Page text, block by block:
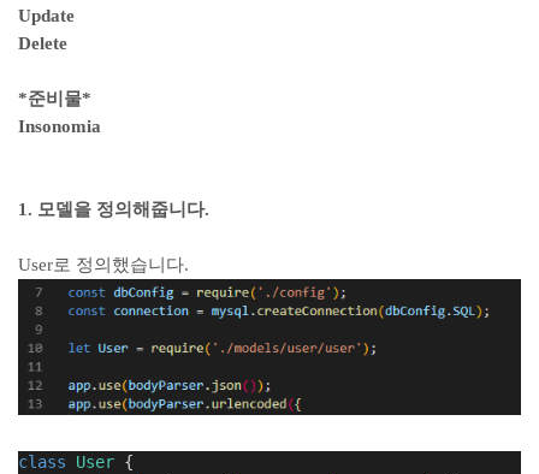
Update
Delete
*준비물*
Insonomia
1. 모델을 정의해줍니다.
User로 정의했습니다.
class User {